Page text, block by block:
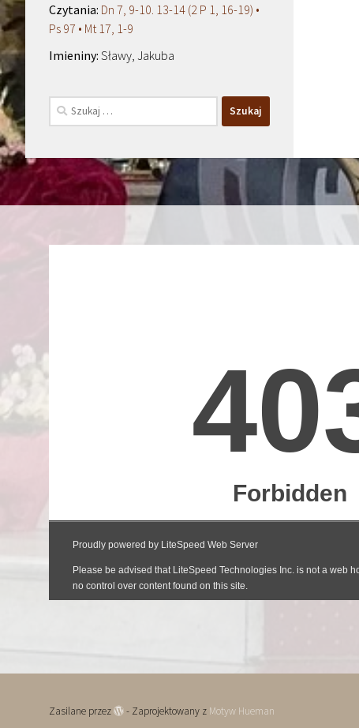
Dn 7, 9-10. 13-14 (2 P 1, 16-19) •
Ps 97 • Mt 17, 1-9
Sławy, Jakuba
Szukaj:
Zasilane przez - Zaprojektowany z Motyw Hueman